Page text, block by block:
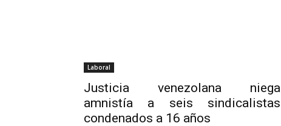
Laboral
Justicia venezolana niega
amnistía a seis sindicalistas
condenados a 16 años